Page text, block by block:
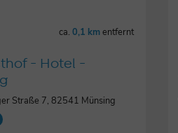
ca.0,1 kmentfernt
- Hotel -
Straße 7, 82541 Münsing